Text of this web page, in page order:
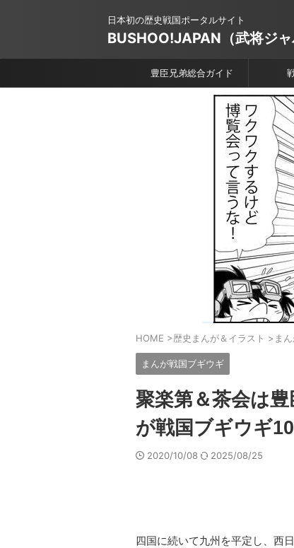
日本初の歴史戦国ポータルサイト
BUSHOO!JAPAN（武将ジャ
豊臣兄弟総合ガイド
HOME >歴史まんが＆イラスト > ま
まんが戦国ブギウギ
聚楽第＆茶会は
が戦国ブギウギ
2020/10/08 2025/08/25
四国に続いて九州を平定し、西